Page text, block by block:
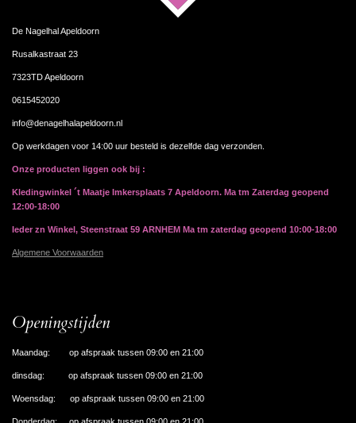
De Nagelhal Apeldoorn
Rusalkastraat 23
7323TD Apeldoorn
0615452020
info@denagelhalapeldoorn.nl
Op werkdagen voor 14:00 uur besteld is dezelfde dag verzonden.
Onze producten liggen ook bij :
Kledingwinkel ´t Maatje Imkersplaats 7 Apeldoorn. Ma tm Zaterdag geopend
12:00-18:00
Ieder zn Winkel, Steenstraat 59 ARNHEM Ma tm zaterdag geopend 10:00-18:00
Algemene Voorwaarden
Openingstijden
Maandag: op afspraak tussen 09:00 en 21:00
dinsdag: op afspraak tussen 09:00 en 21:00
Woensdag: op afspraak tussen 09:00 en 21:00